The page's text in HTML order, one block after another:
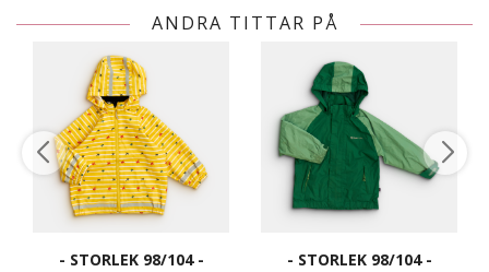
ANDRA TITTAR PÅ
- STORLEK 98/104 - - STORLEK 98/104 -